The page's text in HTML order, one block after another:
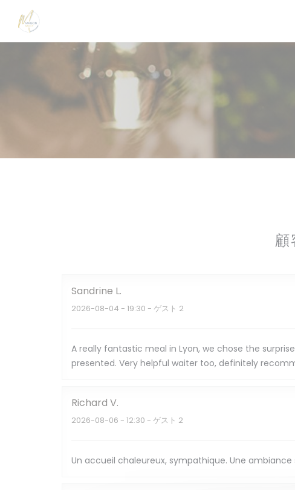
クッキー利用の管理について
顧
Sandrine L
2026-08-04 - 19:30 - ゲスト 2
A really fantastic meal in Lyon, we chose the
presented. Very helpful waiter too, definitely
Richard V
2026-08-06 - 12:30 - ゲスト 2
Un accueil chaleureux, sympathique. Une ambiance